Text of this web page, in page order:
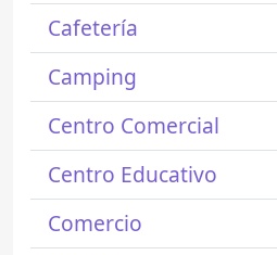
Cafetería
Camping
Centro Comercial
Centro Educativo
Comercio